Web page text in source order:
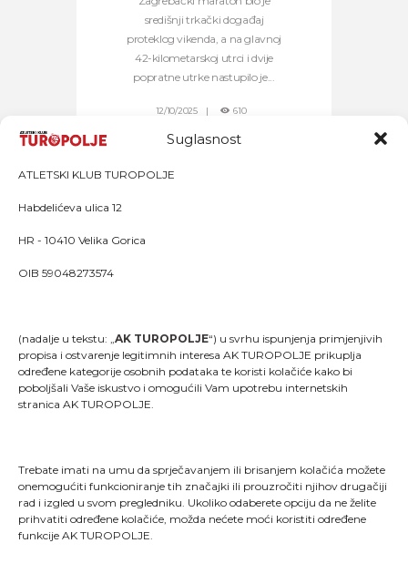
Suglasnost
ATLETSKI KLUB TUROPOLJE
Habdelićeva ulica 12
HR - 10410 Velika Gorica
OIB 59048273574
(nadalje u tekstu: „AK TUROPOLJE“) u svrhu ispunjenja primjenjivih
propisa i ostvarenje legitimnih interesa AK TUROPOLJE prikuplja
određene kategorije osobnih podataka te koristi kolačiće kako bi
poboljšali Vaše iskustvo i omogućili Vam upotrebu internetskih
stranica AK TUROPOLJE.
Trebate imati na umu da sprječavanjem ili brisanjem kolačića možete
onemogućiti funkcioniranje tih značajki ili prouzročiti njihov drugačiji
rad i izgled u svom pregledniku. Ukoliko odaberete opciju da ne želite
prihvatiti određene kolačiće, možda nećete moći koristiti određene
funkcije AK TUROPOLJE.
središnji trkački događaj
proteklog vikenda, a na glavnoj
42-kilometarskoj utrci i dvije
popratne utrke nastupilo je...
12/10/2025 610
"Kao što svaki trkač zna, trčanje je više od pukog
stavljanja jedne noge ispred druge; ono je način života
i dio onoga što jesmo."